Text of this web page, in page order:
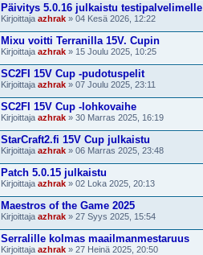
Päivitys 5.0.16 julkaistu testipalvelimelle
Kirjoittaja azhrak » 04 Kesä 2026, 12:22
Mixu voitti Terranilla 15V. Cupin
Kirjoittaja azhrak » 15 Joulu 2025, 10:25
SC2FI 15V Cup -pudotuspelit
Kirjoittaja azhrak » 07 Joulu 2025, 23:11
SC2FI 15V Cup -lohkovaihe
Kirjoittaja azhrak » 30 Marras 2025, 16:19
StarCraft2.fi 15V Cup julkaistu
Kirjoittaja azhrak » 06 Marras 2025, 23:48
Patch 5.0.15 julkaistu
Kirjoittaja azhrak » 02 Loka 2025, 20:13
Maestros of the Game 2025
Kirjoittaja azhrak » 27 Syys 2025, 15:54
Serralille kolmas maailmanmestaruus
Kirjoittaja azhrak » 27 Heinä 2025, 20:50